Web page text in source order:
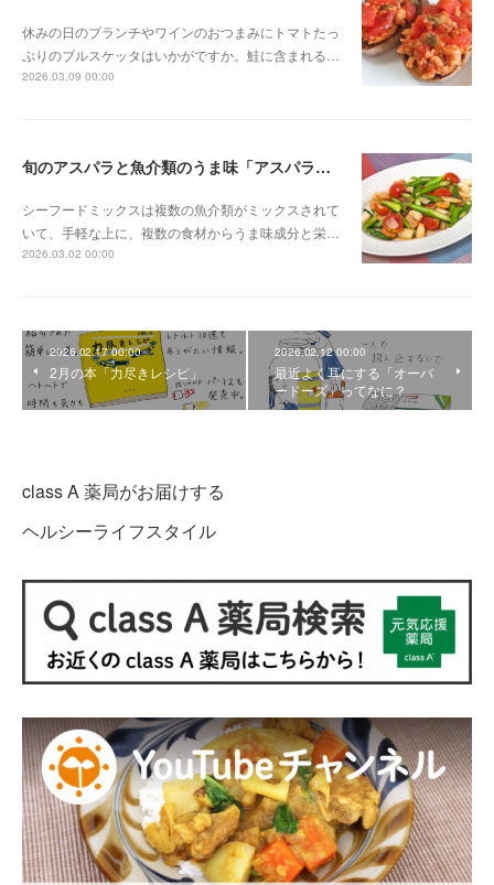
休みの日のブランチやワインのおつまみにトマトたっ
ぷりのブルスケッタはいかがですか。鮭に含まれる…
2026.03.09 00:00
旬のアスパラと魚介類のうま味「アスパラのシーフード炒め」
シーフードミックスは複数の魚介類がミックスされて
いて、手軽な上に、複数の食材からうま味成分と栄…
2026.03.02 00:00
2026.02.17 00:00
2月の本「力尽きレシピ」
2026.02.12 00:00
最近よく耳にする「オーバ
ードーズ」ってなに？
class A 薬局がお届けする
ヘルシーライフスタイル